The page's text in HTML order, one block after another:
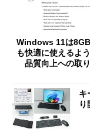
Windows 11は
も快適に使えるよ
品質向上への取
キ